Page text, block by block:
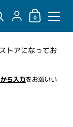
{"title"=>"アカウン
ショッピング
0
トアになってお
ら入力をお願いい